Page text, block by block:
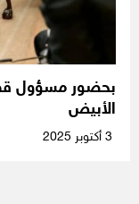
بحضور مسؤول
الأبيض